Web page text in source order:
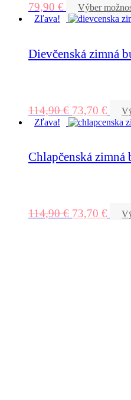
79,90 €
Výber
Zľava!
Dievčenská zimná
114,90€ 73,70 €
Zľava!
Chlapčenská
114,90€ 73,70 €